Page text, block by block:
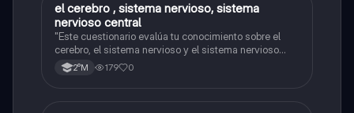
Biología
el cerebro , sistema nervioso, sistema
nervioso central
"Este cuestionario evalúa tu conocimiento sobre el
cerebro, el sistema nervioso y el sistema nervioso
central."
2°M 179 0